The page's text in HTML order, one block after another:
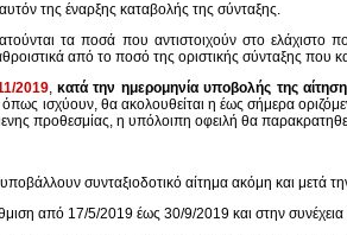
της έναρξης καταβολής της σύνταξης.
τα ποσά που αντιστοιχούν στο
από το ποσό της οριστικής σύνταξης που
2019,κατά την ημερομηνία υποβολής της
όπως ισχύουν, θα ακολουθείται η έως σήμερα
προθεσμίας, η υπόλοιπη οφειλή θα
συνταξιοδοτικό αίτημα ακόμη και μετά
από 17/5/2019 έως 30/9/2019 και στην